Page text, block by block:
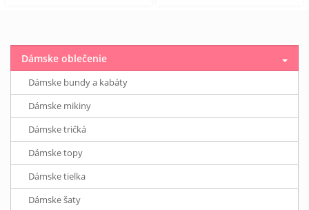
Dámske oblečenie
Dámske bundy a kabáty
Dámske mikiny
Dámske tričká
Dámske topy
Dámske tielka
Dámske šaty